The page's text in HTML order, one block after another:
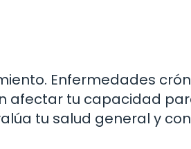
Enfermedades
afectar tu capacidad
tu salud general y